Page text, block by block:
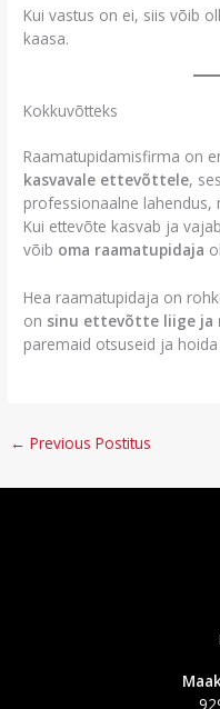
Kui vastus on ei, siis võib
kaasa.
Kokkuvõtteks
Raamatupidamisfirma on
kasvavale ettevõttele,
professionaalne lahendus,
Kui ettevõte kasvab ja
võib oma raamatupidaja
Hea raamatupidaja on
on sinu ettevõtte liige ja
paremaid otsuseid ja
← Previous Postitus